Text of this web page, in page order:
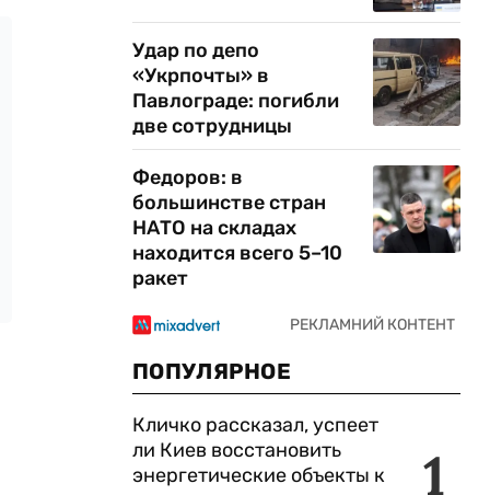
Удар по депо
«Укрпочты» в
Павлограде: погибли
две сотрудницы
Федоров: в
большинстве стран
НАТО на складах
находится всего 5–10
ракет
ПОПУЛЯРНОЕ
1
Кличко рассказал, успеет
ли Киев восстановить
энергетические объекты к